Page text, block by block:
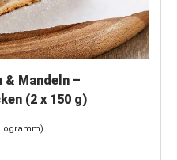
Mandeln –
(2 x 150 g)